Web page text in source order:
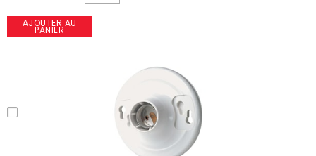
AJOUTER AU
PANIER